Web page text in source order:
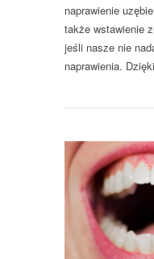
naprawienie
także wstawienie
jeśli nasze nie
naprawienia.